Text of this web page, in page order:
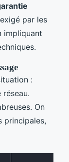
par les
impliquant
:
On
principales,